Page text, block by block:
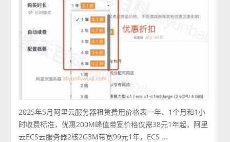
2025年5月阿里云服务器租赁费用价格表一年、1个月和1小
时收费标准，优惠200M峰值带宽价格仅需38元1年起，阿里
云ECS云服务器2核2G3M带宽99元1年，ECS ...